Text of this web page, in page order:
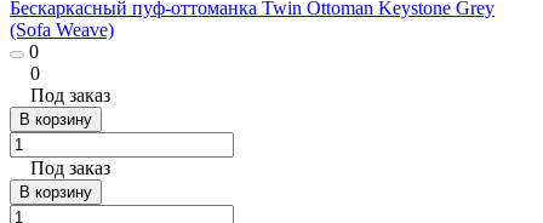
Бескаркасный пуф-оттоманка Twin Ottoman Keystone Grey
(Sofa Weave)
0
0
Под заказ
В корзину
Под заказ
В корзину